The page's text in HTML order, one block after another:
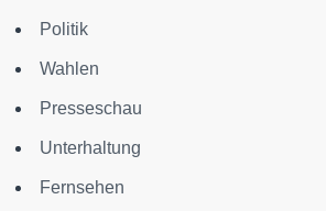
Politik
Wahlen
Presseschau
Unterhaltung
Fernsehen